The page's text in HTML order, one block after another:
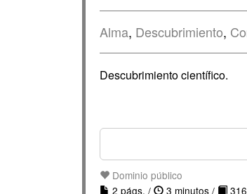
Alma, Descubrimiento,
Descubrimiento científico.
Dominio público
2 págs. /
3 minutos /